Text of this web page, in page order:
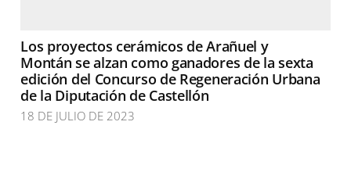
Los proyectos cerámicos de Arañuel y
Montán se alzan como ganadores de la sexta
edición del Concurso de Regeneración Urbana
de la Diputación de Castellón
18 DE JULIO DE 2023